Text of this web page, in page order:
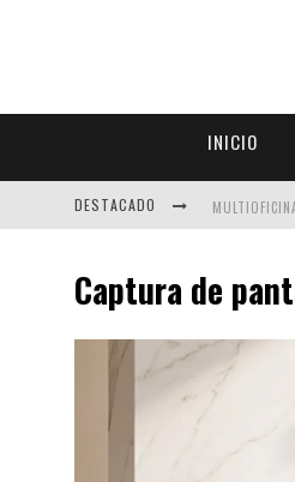
INICIO
DESTACADO
COLINEAL –
ADRIANA
Captura de